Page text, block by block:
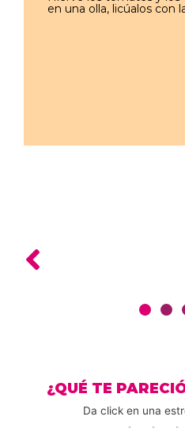
en una olla, licúalos con
¿QUÉ TE
Da click en una